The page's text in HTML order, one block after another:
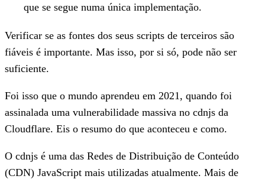
que se segue numa única implementação.
Verificar se as fontes dos seus scripts de terceiros são
fiáveis é importante. Mas isso, por si só, pode não ser
suficiente.
Foi isso que o mundo aprendeu em 2021, quando foi
assinalada uma vulnerabilidade massiva no cdnjs da
Cloudflare. Eis o resumo do que aconteceu e como.
O cdnjs é uma das Redes de Distribuição de Conteúdo
(CDN) JavaScript mais utilizadas atualmente. Mais de